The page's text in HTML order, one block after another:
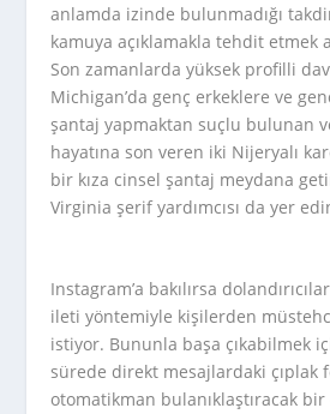
anlamda izinde bulunmadığı
kamuya açıklamakla tehdit etmek
Son zamanlarda yüksek profilli
Michigan’da genç erkeklere ve
şantaj yapmaktan suçlu bulunan
hayatına son veren iki Nijeryalı
bir kıza cinsel şantaj meydana
Virginia şerif yardımcısı da yer
Instagram’a bakılırsa
ileti yöntemiyle kişilerden
istiyor. Bununla başa çıkabilmek
sürede direkt mesajlardaki çıplak
otomatikman bulanıklaştıracak bir